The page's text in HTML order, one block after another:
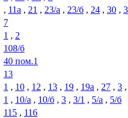
, 11а , 21 , 23/а , 23/б , 24 , 30 ,
7
1 , 2
108/б
40 пом.1
13
1 , 10 , 12 , 13 , 19 , 19а , 27 , 3
1 , 10/а , 10/б , 3 , 3/1 , 5/а , 5/б
115 , 116